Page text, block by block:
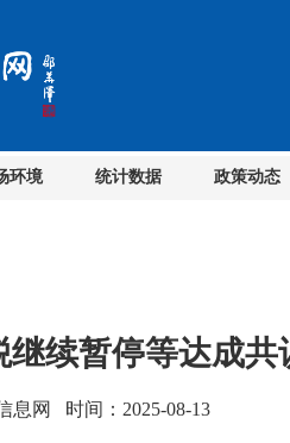
环境 统计数据 政策动态
继续暂停等达成共
息网 时间：2025-08-13